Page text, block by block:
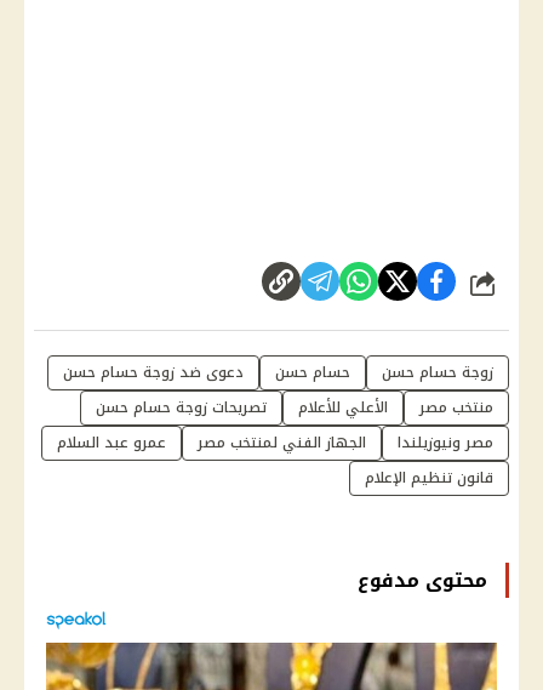
شارك
زوجة حسام حسن حسام حسن
دعوى ضد زوجة حسام حسن
منتخب مصر
الأعلي للأعلام
تصريحات زوجة حسام حسن
مصر ونيوزيلندا
الجهاز الفني لمنتخب مصر
عمرو عبد السلام
قانون تنظيم الإعلام
محتوى مدفوع